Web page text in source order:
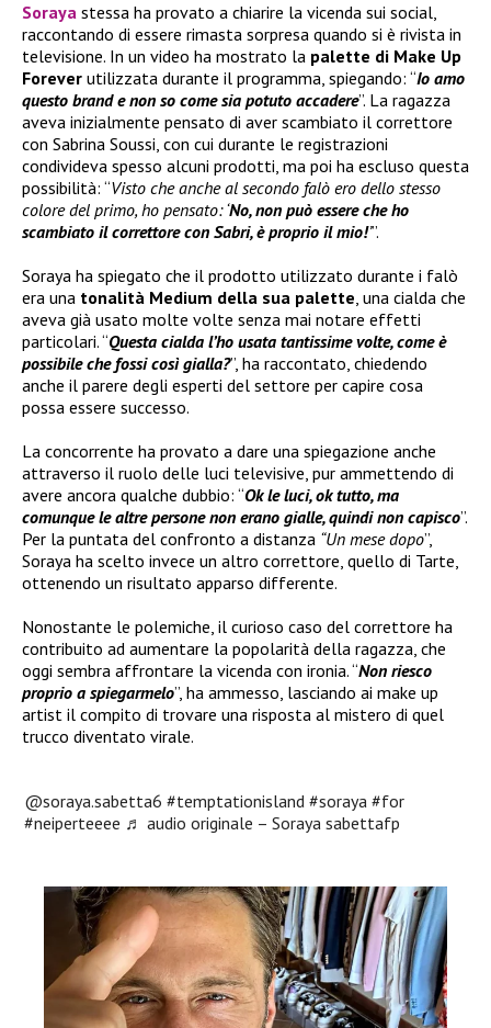
Soraya stessa ha provato a chiarire la vicenda sui social,
raccontando di essere rimasta sorpresa quando si è rivista in
televisione. In un video ha mostrato la palette di Make Up
Forever utilizzata durante il programma, spiegando: “Io amo
questo brand e non so come sia potuto accadere”. La ragazza
aveva inizialmente pensato di aver scambiato il correttore
con Sabrina Soussi, con cui durante le registrazioni
condivideva spesso alcuni prodotti, ma poi ha escluso questa
possibilità: “Visto che anche al secondo falò ero dello stesso
colore del primo, ho pensato: ‘No, non può essere che ho
scambiato il correttore con Sabri, è proprio il mio!’”.
Soraya ha spiegato che il prodotto utilizzato durante i falò
era una tonalità Medium della sua palette, una cialda che
aveva già usato molte volte senza mai notare effetti
particolari. “Questa cialda l’ho usata tantissime volte, come è
possibile che fossi così gialla?”, ha raccontato, chiedendo
anche il parere degli esperti del settore per capire cosa
possa essere successo.
La concorrente ha provato a dare una spiegazione anche
attraverso il ruolo delle luci televisive, pur ammettendo di
avere ancora qualche dubbio: “Ok le luci, ok tutto, ma
comunque le altre persone non erano gialle, quindi non capisco”.
Per la puntata del confronto a distanza “Un mese dopo”,
Soraya ha scelto invece un altro correttore, quello di Tarte,
ottenendo un risultato apparso differente.
Nonostante le polemiche, il curioso caso del correttore ha
contribuito ad aumentare la popolarità della ragazza, che
oggi sembra affrontare la vicenda con ironia. “Non riesco
proprio a spiegarmelo”, ha ammesso, lasciando ai make up
artist il compito di trovare una risposta al mistero di quel
trucco diventato virale.
@soraya.sabetta6 #temptationisland #soraya #for
#neiperteeee ♬ audio originale – Soraya sabettafp